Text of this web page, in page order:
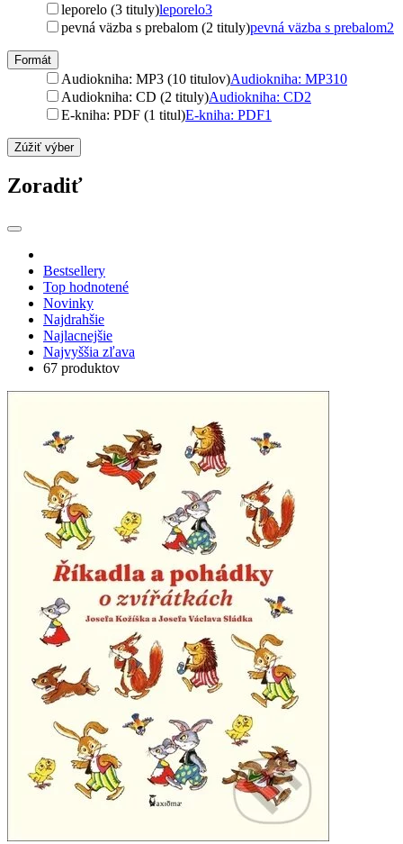
leporelo (3 tituly)leporelo3
pevná väzba s prebalom (2 tituly)pevná väzba s prebalom2
Formát
Audiokniha: MP3 (10 titulov)Audiokniha: MP310
Audiokniha: CD (2 tituly)Audiokniha: CD2
E-kniha: PDF (1 titul)E-kniha: PDF1
Zúžiť výber
Zoradiť
Bestsellery
Top hodnotené
Novinky
Najdrahšie
Najlacnejšie
Najvyššia zľava
67 produktov